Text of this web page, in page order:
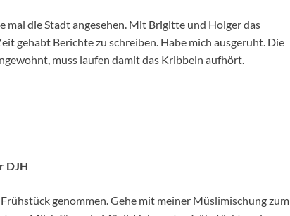
mal die Stadt angesehen. Mit Brigitte und Holger das
gehabt Berichte zu schreiben. Habe mich ausgeruht. Die
muss laufen damit das Kribbeln aufhört.
DJH
genommen. Gehe mit meiner Müslimischung zum